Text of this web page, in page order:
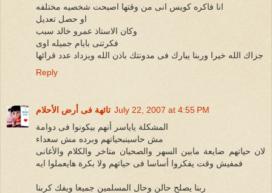
انا فاكره كويس انى من وقتها اصبحت شخصيه مختلفه
او حصل تعديل
وكان الاستاذ عمرو خالد سبب
فكرتنى بايام جميله اوى
جزاك الله خيرا وربنا يبارك فى مدونتك باذن الله ويزداد عدد قرائها
Reply
تائهة فى أرض الأحلام July 22, 2007 at 4:55 PM
المشكلة ياياسر أنهم بيكونوا فى دوامة
مش حاسينبحياتهم وبرده مش سعداء
لان حياتهم ضايعة مابين السهر والصحيان متاخر والكلام والأغانى
فمفيش وقت يفكروا أساسا فى حياتهم ولا بكرة هايعملوا ايه
ربنا يصلح حالن وحال المسلمين جميعا ويفك كربنا